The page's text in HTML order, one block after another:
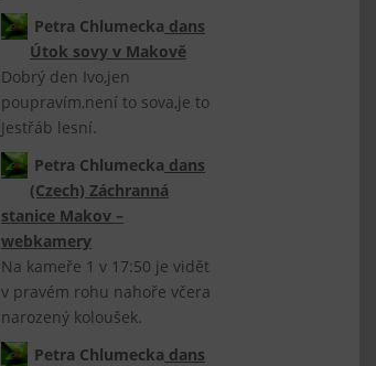
Petra Chlumecka dans
Útok sovy v Makově
Dobrý den Ivo,jen
poupravím,není to sova,je to
Jestřáb lesní.
Petra Chlumecka dans
(Czech) Záchranná
stanice Makov –
webkamery
Na kameře 1 v 17:50 je vidět
v pravém rohu nahoře včera
narozený koloušek.
Petra Chlumecka dans